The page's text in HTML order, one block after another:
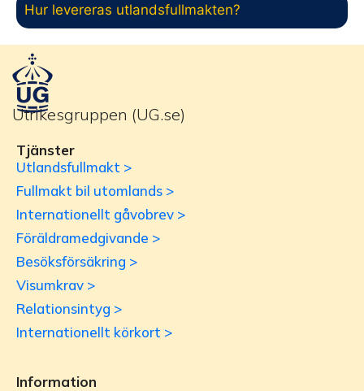
Hur levereras utlandsfullmakten?
Utrikesgruppen (UG.se)
Tjänster
Utlandsfullmakt >
Fullmakt bil utomlands >
Internationellt gåvobrev >
Föräldramedgivande >
Besöksförsäkring >
Visumkrav >
Relationsintyg >
Internationellt körkort >
Information